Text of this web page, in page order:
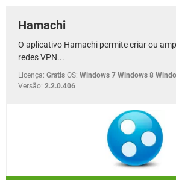
Hamachi
O aplicativo Hamachi permite criar ou
redes VPN...
Licença: Gratis OS: Windows 7 Windows 8
Versão: 2.2.0.406